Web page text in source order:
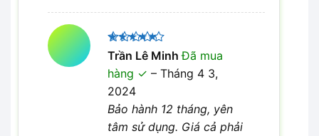
Được xếp
hạng 5 5
sao
Trần Lê MinhĐã mua
hàng
– Tháng 4 3,
2024
Bảo hành 12 tháng, yên
tâm sử dụng. Giá cả phải